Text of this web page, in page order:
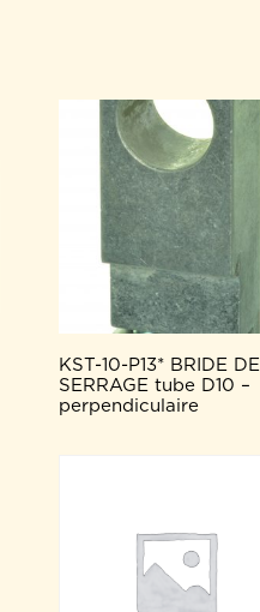
KST-10-P13* BRIDE DE
SERRAGE tube D10 –
perpendiculaire